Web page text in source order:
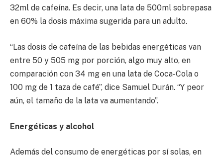
32ml de cafeína. Es decir, una lata de 500ml sobrepasa
en 60% la dosis máxima sugerida para un adulto.
“Las dosis de cafeína de las bebidas energéticas van
entre 50 y 505 mg por porción, algo muy alto, en
comparación con 34 mg en una lata de Coca-Cola o
100 mg de 1 taza de café”, dice Samuel Durán. “Y peor
aún, el tamaño de la lata va aumentando”.
Energéticas y alcohol
Además del consumo de energéticas por sí solas, en